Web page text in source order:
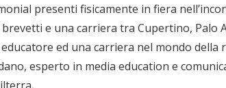
presenti fisicamente in fiera
e una carriera tra Cupertino, Palo
ed una carriera nel mondo
esperto in media education e